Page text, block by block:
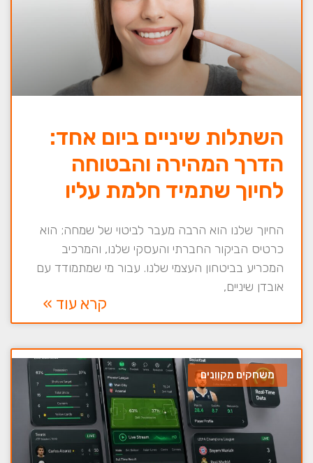
השתלות שיניים ביום אחד:
הדרך המהירה והבטוחה
לחיוך שתמיד חלמת עליו
החיוך שלנו הוא הרבה מעבר לביטוי של שמחה; הוא
כרטיס הביקור החברתי והעסקי שלנו, והמרכיב
המכריע בביטחון העצמי שלנו. עבור מי שמתמודד עם
אובדן שיניים,
קרא עוד »
משחקים מקוונים